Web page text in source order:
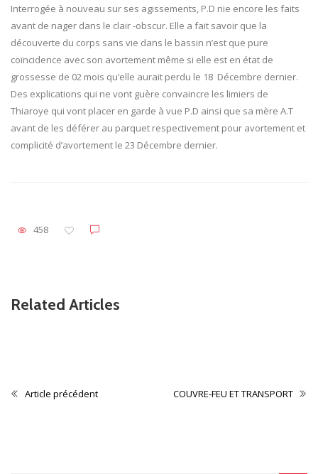
Interrogée à nouveau sur ses agissements, P.D nie encore les faits
avant de nager dans le clair -obscur. Elle a fait savoir que la
découverte du corps sans vie dans le bassin n’est que pure
coïncidence avec son avortement même si elle est en état de
grossesse de 02 mois qu’elle aurait perdu le 18 Décembre dernier.
Des explications qui ne vont guère convaincre les limiers de
Thiaroye qui vont placer en garde à vue P.D ainsi que sa mère A.T
avant de les déférer au parquet respectivement pour avortement et
complicité d’avortement le 23 Décembre dernier.
458
Related Articles
Non classé
Article précédent COUVRE-FEU ET TRANSPORT